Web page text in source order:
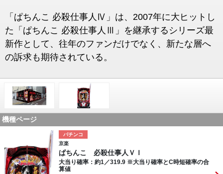
「ぱちんこ 必殺仕事人Ⅳ」は、2007年に大ヒットし
た「ぱちんこ 必殺仕事人Ⅲ」を継承するシリーズ最
新作として、往年のファンだけでなく、新たな層へ
の訴求も期待されている。
機種ページ
パチンコ
京楽
ぱちんこ 必殺仕事人ＶＩ
大当り確率：約1／319.9 ※大当り確率とC時短確率の合
算値